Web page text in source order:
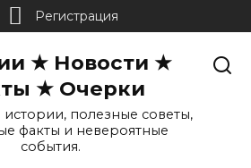
★ Новости ★
★ Очерки
полезные советы,
факты и невероятные
события.
Регистрация